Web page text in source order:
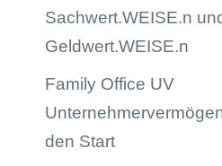
Sachwert.WEISE.n
Geldwert.WEISE.n
Family Office UV
den Start